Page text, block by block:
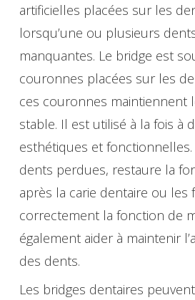
artificielles placées sur les
lorsqu’une ou plusieurs
manquantes. Le bridge est
couronnes placées sur les
ces couronnes maintiennent
stable. Il est utilisé à la fois à
esthétiques et
dents perdues, restaure la
après la carie dentaire ou les
correctement la fonction de
également aider à maintenir
des dents.
Les bridges dentaires